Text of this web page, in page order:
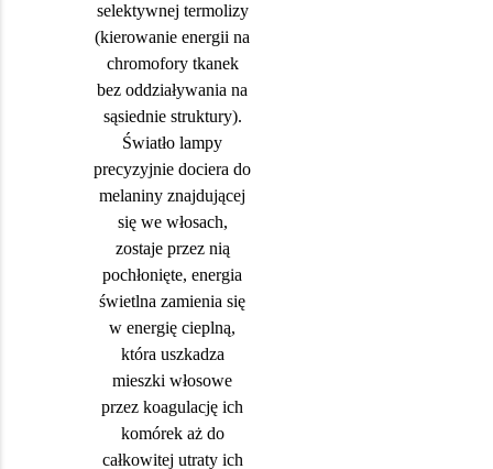
selektywnej termolizy
(kierowanie energii na
chromofory tkanek
bez oddziaływania na
sąsiednie struktury).
Światło lampy
precyzyjnie dociera do
melaniny znajdującej
się we włosach,
zostaje przez nią
pochłonięte, energia
świetlna zamienia się
w energię cieplną,
która uszkadza
mieszki włosowe
przez koagulację ich
komórek aż do
całkowitej utraty ich